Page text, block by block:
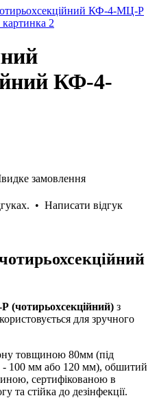
КФ-4-
замовлення
• Написати відгук
(чотирьохсекційний) з
для зручного
товщиною 80мм (під
100 мм або 120 мм), обшитий
сертифікованою в
та стійка до дезінфекції.